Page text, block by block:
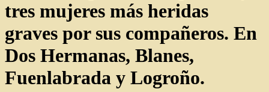
tres mujeres más heridas
graves por sus compañeros. En
Dos Hermanas, Blanes,
Fuenlabrada y Logroño.